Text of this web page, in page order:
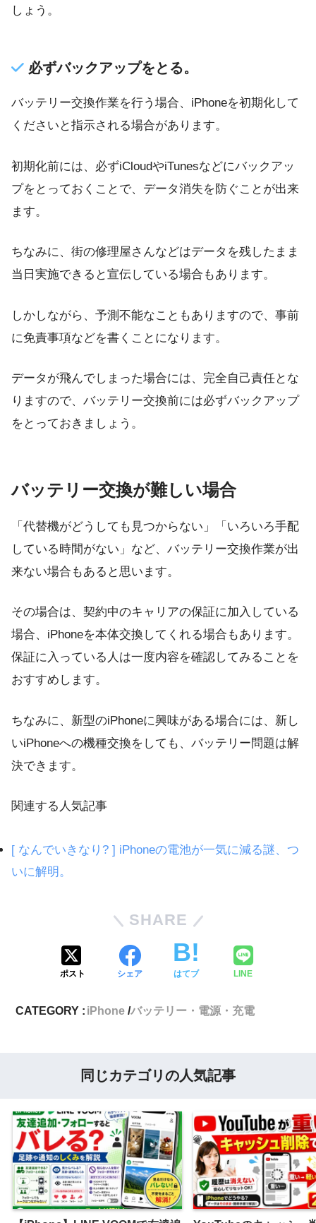
しょう。
必ずバックアップをとる。
バッテリー交換作業を行う場合、iPhoneを初期化して
くださいと指示される場合があります。
初期化前には、必ずiCloudやiTunesなどにバックアッ
プをとっておくことで、データ消失を防ぐことが出来
ます。
ちなみに、街の修理屋さんなどはデータを残したまま
当日実施できると宣伝している場合もあります。
しかしながら、予測不能なこともありますので、事前
に免責事項などを書くことになります。
データが飛んでしまった場合には、完全自己責任とな
りますので、バッテリー交換前には必ずバックアップ
をとっておきましょう。
バッテリー交換が難しい場合
「代替機がどうしても見つからない」「いろいろ手配
している時間がない」など、バッテリー交換作業が出
来ない場合もあると思います。
その場合は、契約中のキャリアの保証に加入している
場合、iPhoneを本体交換してくれる場合もあります。
保証に入っている人は一度内容を確認してみることを
おすすめします。
ちなみに、新型のiPhoneに興味がある場合には、新し
いiPhoneへの機種交換をしても、バッテリー問題は解
決できます。
関連する人気記事
[ なんでいきなり? ] iPhoneの電池が一気に減る謎、つ
いに解明。
SHARE
ポスト シェア はてブ LINE
CATEGORY : iPhone バッテリー・電源・充電
同じカテゴリの人気記事